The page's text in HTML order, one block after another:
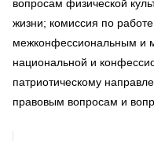
вопросам физической
жизни; комиссия по
межконфессиональным и
национальной и
патриотическому
правовым вопросам и